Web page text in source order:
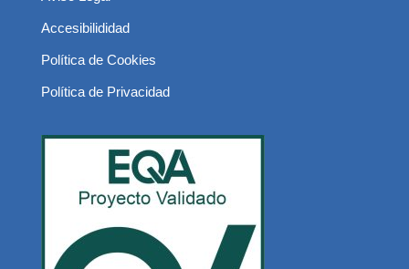
Accesibilididad
Política de Cookies
Política de Privacidad